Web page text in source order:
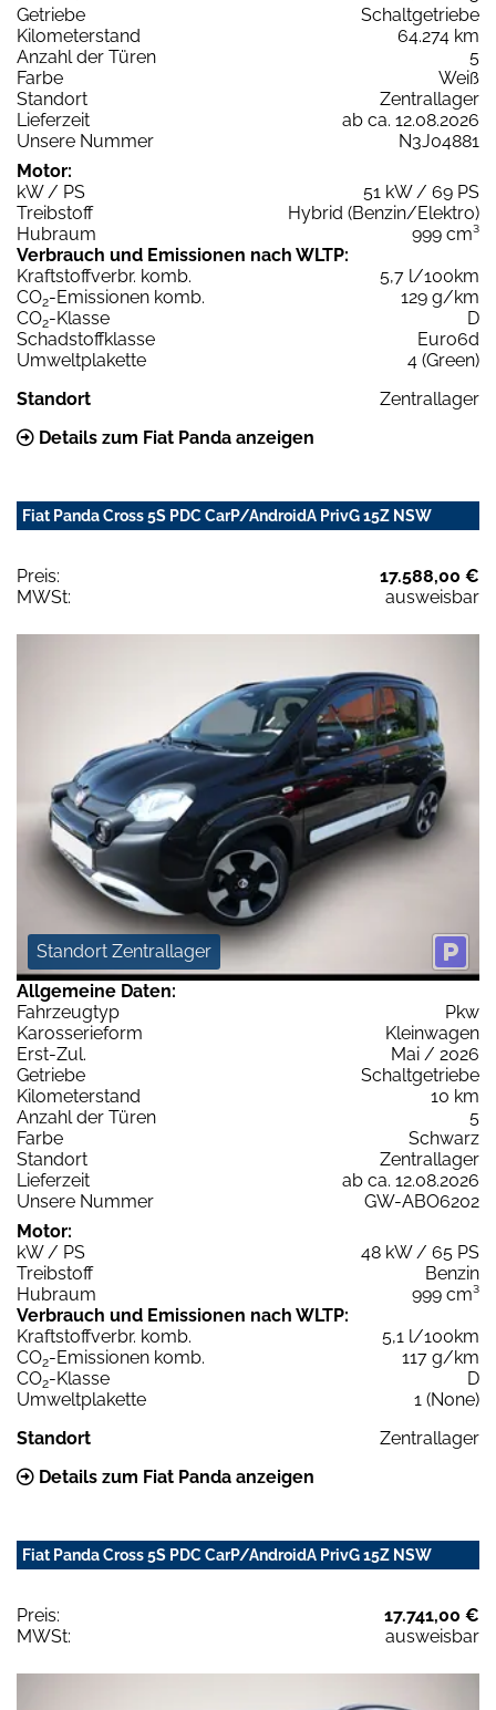
Getriebe
Schaltgetriebe
Kilometerstand
64.274 km
Anzahl der Türen
5
Farbe
Weiß
Standort
Zentrallager
Lieferzeit
ab ca. 12.08.2026
Unsere Nummer
N3J04881
Motor:
kW / PS
51 kW / 69 PS
Treibstoff
Hybrid (Benzin/Elektro)
Hubraum
999 cm³
Verbrauch und Emissionen nach WLTP:
Kraftstoffverbr. komb.
5,7 l/100km
CO2-Emissionen komb.
129 g/km
CO2-Klasse
D
Schadstoffklasse
Euro6d
Umweltplakette
4 (Green)
Standort
Zentrallager
Details zum Fiat Panda anzeigen
Fiat Panda Cross 5S PDC CarP/AndroidA PrivG 15Z NSW
Preis:
17.588,00 €
MWSt:
ausweisbar
Standort Zentrallager
Allgemeine Daten:
Fahrzeugtyp
Pkw
Karosserieform
Kleinwagen
Erst-Zul.
Mai / 2026
Getriebe
Schaltgetriebe
Kilometerstand
10 km
Anzahl der Türen
5
Farbe
Schwarz
Standort
Zentrallager
Lieferzeit
ab ca. 12.08.2026
Unsere Nummer
GW-ABO6202
Motor:
kW / PS
48 kW / 65 PS
Treibstoff
Benzin
Hubraum
999 cm³
Verbrauch und Emissionen nach WLTP:
Kraftstoffverbr. komb.
5,1 l/100km
CO2-Emissionen komb.
117 g/km
CO2-Klasse
D
Umweltplakette
1 (None)
Standort
Zentrallager
Details zum Fiat Panda anzeigen
Fiat Panda Cross 5S PDC CarP/AndroidA PrivG 15Z NSW
Preis:
17.741,00 €
MWSt:
ausweisbar